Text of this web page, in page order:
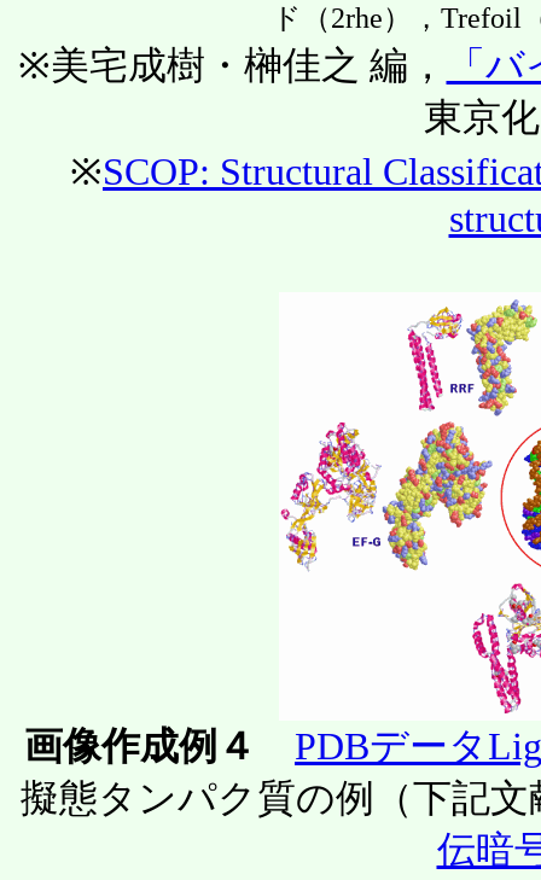
ド（2rhe），Trefoil
※美宅成樹・榊佳之 編，
「
東京
※SCOP: Structural
画像作成例４
PDBデータ
擬態タンパク質の例（下記文
伝暗